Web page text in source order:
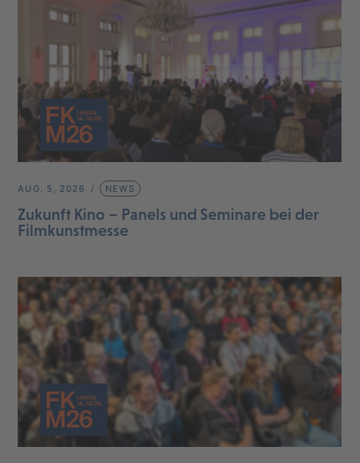
AUG. 5, 2026 NEWS
Zukunft Kino – Panels und Seminare bei der
Filmkunstmesse